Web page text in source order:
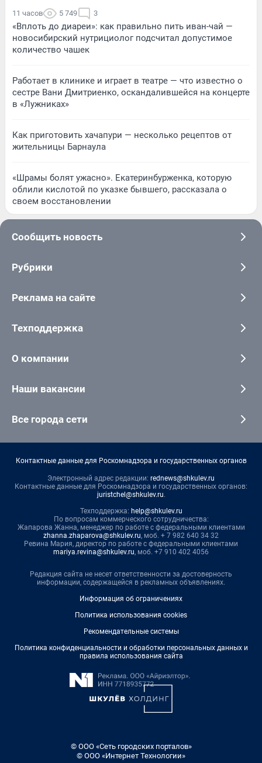
11 часов 5 749 3
«Вплоть до диареи»: как правильно пить иван-чай —
новосибирский нутрициолог подсчитал допустимое
количество чашек
Работает в клинике и играет в театре — что известно о
сестре Вани Дмитриенко, оскандалившейся на концерте
в «Лужниках»
Как приготовить хачапури — несколько рецептов от
жительницы Барнаула
«Шрамы болят ужасно». Екатеринбурженка, которую
облили кислотой по указке бывшего, рассказала о
своем восстановлении
Сообщить новость
Рубрики
Реклама на сайте
Техподдержка
О компании
Наши вакансии
Все города сети
Контактные данные для Роскомнадзора и государственных органов
Электронный адрес редакции: rednews@shkulev.ru
Контактные данные для Роскомнадзора и государственных органов:
juristchel@shkulev.ru.
Техподдержка: help@shkulev.ru
По вопросам коммерческого сотрудничества:
Жапарова Жанна, менеджер по работе с федеральными клиентами
zhanna.zhaparova@shkulev.ru, моб. + 7 982 640 34 32
Ревина Мария, директор по работе с федеральными клиентами
mariya.revina@shkulev.ru, моб. +7 910 402 4056
Редакция сайта не несет ответственности за достоверность
информации, содержащейся в рекламных объявлениях.
Информация об ограничениях
Политика использования cookies
Рекомендательные системы
Политика конфиденциальности и обработки персональных данных и
правила использования сайта
© ООО «Сеть городских порталов»
© ООО «Интернет Технологии»